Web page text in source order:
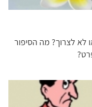
לא לצרוך? מה הסיפור